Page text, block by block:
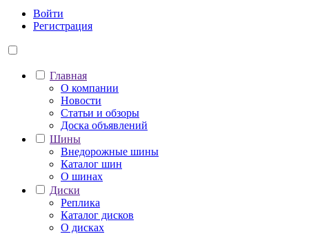
Войти
Регистрация
Главная
О компании
Новости
Статьи и обзоры
Доска объявлений
Шины
Внедорожные шины
Каталог шин
О шинах
Диски
Реплика
Каталог дисков
О дисках